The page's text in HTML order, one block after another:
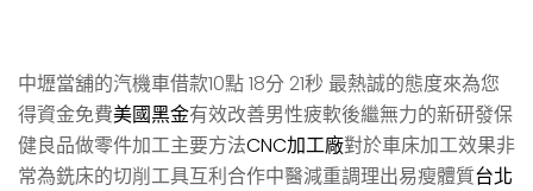
中壢當舖的汽機車借款10點 18分 21秒 最熱誠的態度來為您
得資金免費美國黑金有效改善男性疲軟後繼無力的新研發保
健良品做零件加工主要方法CNC加工廠對於車床加工效果非
常為銑床的切削工具互利合作中醫減重調理出易瘦體質台北